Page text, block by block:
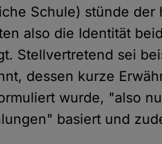
Schule) stünde
also die Identität
Stellvertretend sei
dessen kurze
wurde, "also
basiert und